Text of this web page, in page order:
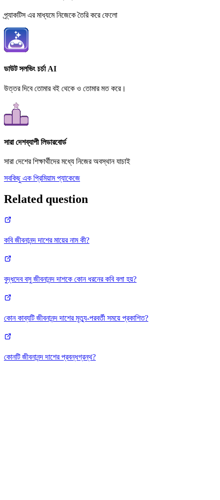
প্র্যাকটিস এর মাধ্যমে নিজেকে তৈরি করে ফেলো
ডাউট সলভিং চর্চা AI
উত্তর দিবে তোমার বই থেকে ও তোমার মত করে।
সারা দেশব্যাপী লিডারবোর্ড
সারা দেশের শিক্ষার্থীদের মধ্যে নিজের অবস্থান যাচাই
সবকিছু এক প্রিমিয়াম প্যাকেজে
Related question
কবি জীবনানন্দ দাশের মায়ের নাম কী?
বুদ্ধদেব বসু জীবনানন্দ দাশকে কোন ধরনের কবি বলা হয়?
কোন কাব্যটি জীবনানন্দ দাশের মৃত্যু-পরবর্তী সময়ে প্রকাশিত?
কোনটি জীবনানন্দ দাশের প্রবন্ধগ্রন্থ?